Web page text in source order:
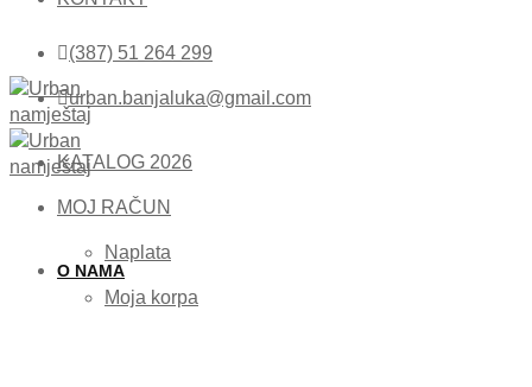
(387) 51 264 299
urban.banjaluka@gmail.com
KATALOG 2026
MOJ RAČUN
Naplata
Moja korpa
O NAMA